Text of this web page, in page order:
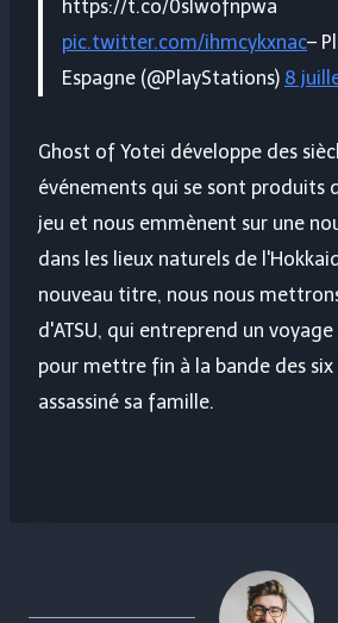
https://t.co/0slwofnpwa
pic.twitter.com/ihmcykxnac–
Espagne (@PlayStations) 8
Ghost of Yotei développe des
événements qui se sont produits
jeu et nous emmènent sur une
dans les lieux naturels de
nouveau titre, nous nous
d'ATSU, qui entreprend un
pour mettre fin à la bande des
assassiné sa famille.